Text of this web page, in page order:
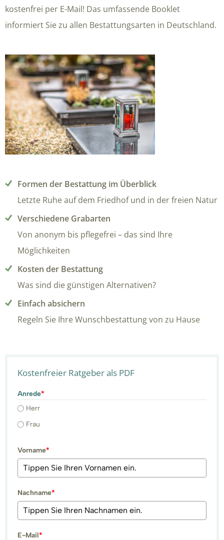
kostenfrei per E-Mail! Das umfassende Booklet
informiert Sie zu allen Bestattungsarten in Deutschland.
Formen der Bestattung im Überblick
Letzte Ruhe auf dem Friedhof und in der freien Natur
Verschiedene Grabarten
Von anonym bis pflegefrei – das sind Ihre
Möglichkeiten
Kosten der Bestattung
Was sind die günstigen Alternativen?
Einfach absichern
Regeln Sie Ihre Wunschbestattung von zu Hause
Kostenfreier Ratgeber als PDF
Anrede*
Herr
Frau
Vorname*
Nachname*
E-Mail*